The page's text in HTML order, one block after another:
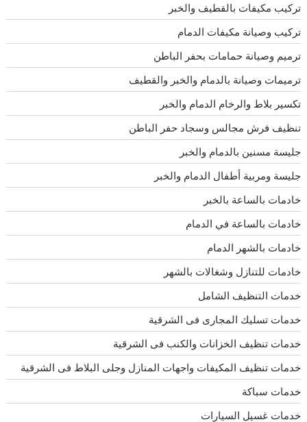
تركيب مكيفات بالقطيف والخبر
تركيب وصيانة مكيفات الدمام
ترميم وصيانة حمامات بحفر الباطن
ترميمات وصيانة بالدمام والخبر والقطيف
تكسير بلاط والرخام الدمام والخبر
تنظيف فرش مجالس وسجاد حفر الباطن
جليسة مسنين بالدمام والخبر
جليسة ومربية أطفال الدمام والخبر
خادمات بالساعة بالخبر
خادمات بالساعة في الدمام
خادمات بالشهر الدمام
خادمات للتنازل وشغالات بالشهر
خدمات التنظيف الشامل
خدمات تسليك المجارى فى الشرقية
خدمات تنظيف الخزانات والكنب فى الشرقية
خدمات تنظيف المكيفات واجهات المنازل وجلى البلاط فى الشرقية
خدمات سباكة
خدمات غسيل السيارات